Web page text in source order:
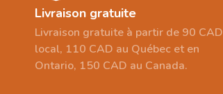
Livraison gratuite
Livraison gratuite à partir de 90 CAD
local, 110 CAD au Québec et en
Ontario, 150 CAD au Canada.